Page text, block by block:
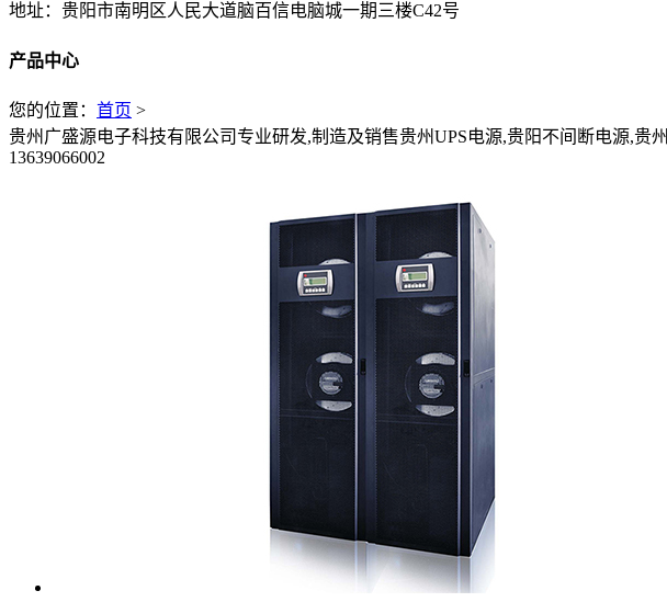
地址：贵阳市南明区人民大道脑百信电脑城一期三楼C42号
产品中心
您的位置： 首页 >
贵州广盛源电子科技有限公司专业研发,制造及销售贵州UPS电源,贵阳不间断电源,
13639066002